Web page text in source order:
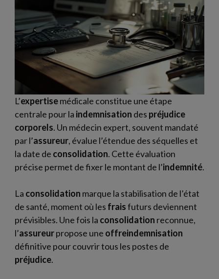
L’expertisemédicale constitue une étape
centrale pour la indemnisation des préjudice
corporels. Un médecin expert, souvent mandaté
par l’assureur, évalue l’étendue des séquelles et
la date de consolidation. Cette évaluation
précise permet de fixer le montant de l’indemnité.
La consolidation marque la stabilisation de l’état
de santé, moment où les fraisfuturs deviennent
prévisibles. Une fois la consolidation reconnue,
l’assureurpropose une offreindemnisation
définitive pour couvrir tous les postes de
préjudice.